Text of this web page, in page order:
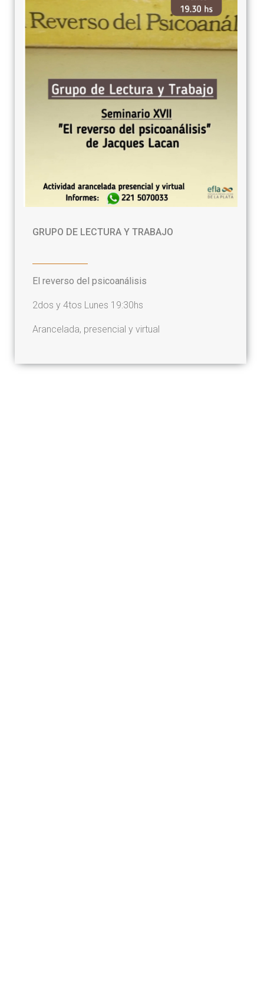
GRUPO DE LECTURA Y TRABAJO
El reverso del psicoanálisis
2dos y 4tos Lunes 19:30hs
Arancelada, presencial y virtual